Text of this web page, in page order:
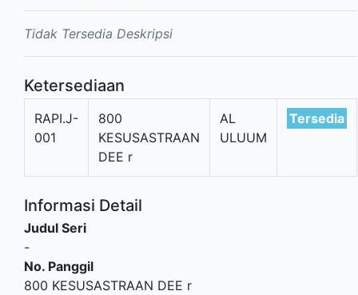
Tidak Tersedia Deskripsi
Ketersediaan
RAPI.J-
001
800
KESUSASTRAAN
DEE r
AL
ULUUM
Tersedia
Informasi Detail
Judul Seri
-
No. Panggil
800 KESUSASTRAAN DEE r